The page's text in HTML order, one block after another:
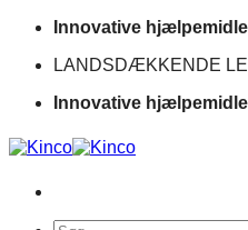
Fortsæt
indhold
Innovative
LANDSDÆKKENDE
Innovative